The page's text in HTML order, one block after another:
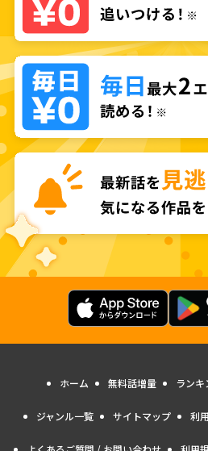
ホーム 無料話増量 ランキ
ジャンル一覧 サイトマップ 利